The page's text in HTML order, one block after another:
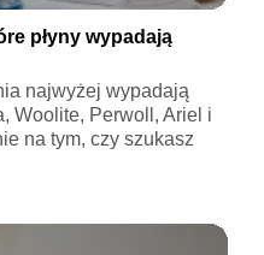
płyny wypadają
najwyżej wypadają
Woolite, Perwoll, Ariel i
na tym, czy szukasz